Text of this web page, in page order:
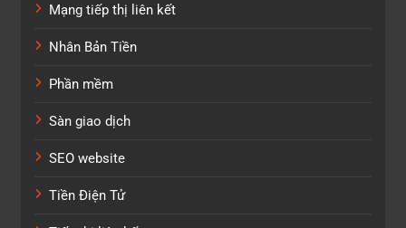
Mạng tiếp thị liên kết
Nhân Bản Tiền
Phần mềm
Sàn giao dịch
SEO website
Tiền Điện Tử